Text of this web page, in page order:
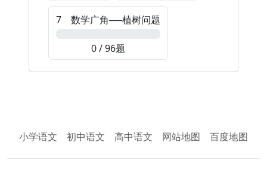
7 数学广角──植树问题
0 / 96题
小学语文 初中语文 高中语文 网站地图 百度地图